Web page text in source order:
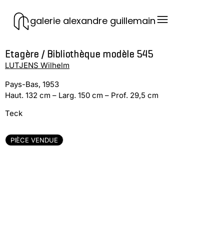
galerie alexandre guillemain
Etagère / Bibliothèque modèle 545
LUTJENS Wilhelm
Pays-Bas, 1953
Haut. 132 cm – Larg. 150 cm – Prof. 29,5 cm
Teck
PIÈCE VENDUE